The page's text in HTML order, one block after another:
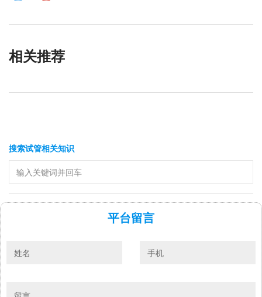
相关推荐
搜索试管相关知识
平台留言